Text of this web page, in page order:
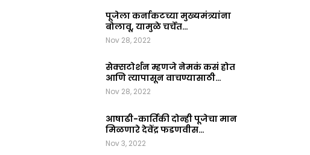
पूजेला कर्नाकटच्या मुख्यमंत्र्यांना
बोलावू, यामुळे चर्चेत…
Nov 28, 2022
सेक्सटोर्शन म्हणजे नेमकं कसं होत
आणि त्यापासून वाचण्यासाठी…
Nov 28, 2022
आषाढी-कार्तिकी दोन्ही पूजेचा मान
मिळणारे देवेंद्र फडणवीस…
Nov 3, 2022